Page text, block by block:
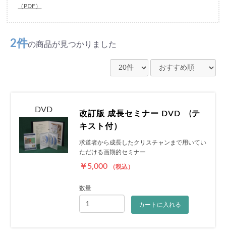
（PDF）
2件の商品が見つかりました
DVD
改訂版 成長セミナー DVD (テ
キスト付）
求道者から成長したクリスチャンまで用いてい
ただける画期的セミナー
￥5,000 （税込）
数量
カートに入れる